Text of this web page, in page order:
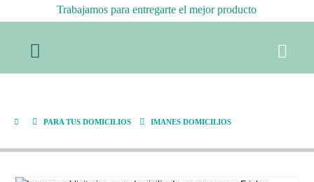
Trabajamos para entregarte el mejor producto
PARA TUS DOMICILIOS IMANES DOMICILIOS